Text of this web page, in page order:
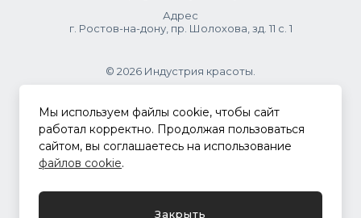
Адрес
г. Ростов-на-дону, пр. Шолохова, зд. 11 с. 1
© 2026 Индустрия красоты.
.
Политика конфиденциальности
Мы используем файлы cookie, чтобы сайт
работал корректно. Продолжая пользоваться
сайтом, вы соглашаетесь на использование
файлов cookie.
Закрыть